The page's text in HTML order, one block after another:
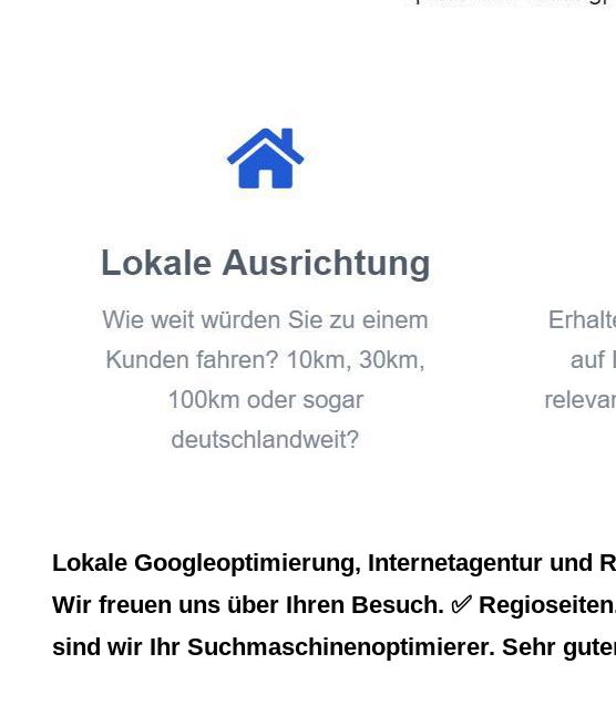
Lokale Googleoptimierung, Internetagentur und
Wir freuen uns über Ihren Besuch. ✅
sind wir Ihr Suchmaschinenoptimierer. Sehr